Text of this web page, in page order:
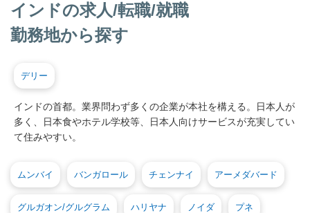
インドの求人/転職/就職
勤務地から探す
デリー
インドの首都。業界問わず多くの企業が本社を構える。日本人が
多く、日本食やホテル学校等、日本人向けサービスが充実してい
て住みやすい。
ムンバイ バンガロール チェンナイ アーメダバード
グルガオン/グルグラム ハリヤナ ノイダ プネ